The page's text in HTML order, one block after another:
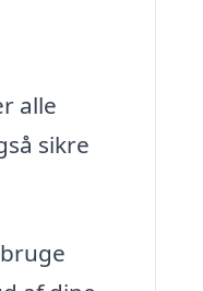
alle
sikre